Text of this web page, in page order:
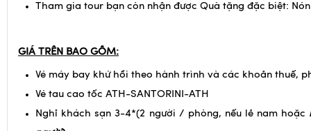
Tham gia tour bạn còn nhận được Quà tặng đặc biệt:
GIÁ TRÊN BAO GỒM:
Vé máy bay khứ hồi theo hành trình và các khoản thuế,
Vé tau cao tốc ATH-SANTORINI-ATH
Nghỉ khách sạn 3-4*(2 người / phòng, nếu lẻ nam hoặc